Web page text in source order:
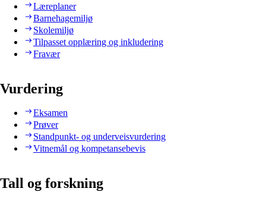
Læreplaner
Barnehagemiljø
Skolemiljø
Tilpasset opplæring og inkludering
Fravær
Vurdering
Eksamen
Prøver
Standpunkt- og underveisvurdering
Vitnemål og kompetansebevis
Tall og forskning